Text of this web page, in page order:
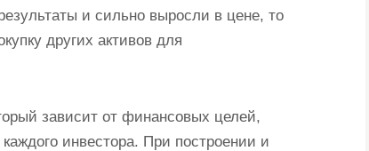
и сильно выросли в цене, то
других активов для
зависит от финансовых целей,
инвестора. При построении и